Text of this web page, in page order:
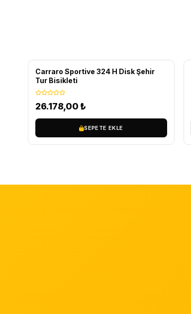
Carraro Sportive 324 H Disk Şehir
Tur Bisikleti
26.178,00 ₺
SEPETE EKLE